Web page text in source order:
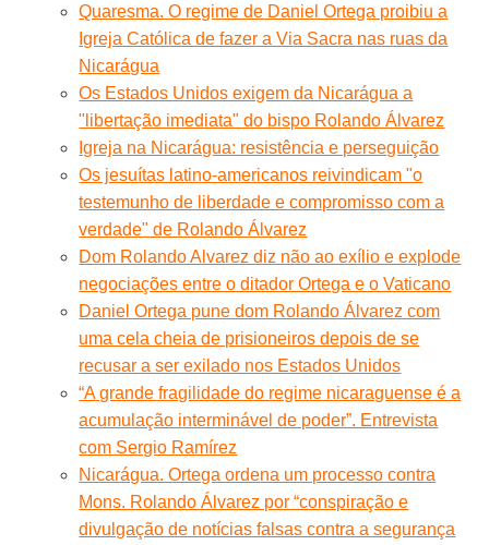
Quaresma. O regime de Daniel Ortega proibiu a
Igreja Católica de fazer a Via Sacra nas ruas da
Nicarágua
Os Estados Unidos exigem da Nicarágua a
"libertação imediata" do bispo Rolando Álvarez
Igreja na Nicarágua: resistência e perseguição
Os jesuítas latino-americanos reivindicam "o
testemunho de liberdade e compromisso com a
verdade" de Rolando Álvarez
Dom Rolando Alvarez diz não ao exílio e explode
negociações entre o ditador Ortega e o Vaticano
Daniel Ortega pune dom Rolando Álvarez com
uma cela cheia de prisioneiros depois de se
recusar a ser exilado nos Estados Unidos
“A grande fragilidade do regime nicaraguense é a
acumulação interminável de poder”. Entrevista
com Sergio Ramírez
Nicarágua. Ortega ordena um processo contra
Mons. Rolando Álvarez por “conspiração e
divulgação de notícias falsas contra a segurança